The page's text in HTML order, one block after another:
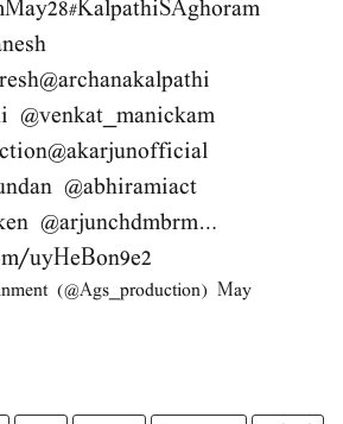
#KalpathiSAghoram
@archanakalpathi
@venkat_manickam
@akarjunofficial
@abhiramiact
@arjunchdmbrm…
uyHeBon9e2
(@Ags_production) May